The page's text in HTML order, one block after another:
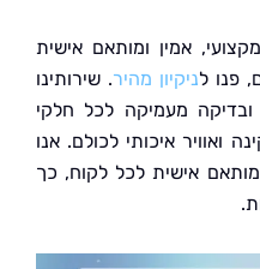
ומותאם אישית
מהיר. שירותינו
מעמיקה לכל חלקי
איכותי לכולם. אנו
לכל לקוח, כך